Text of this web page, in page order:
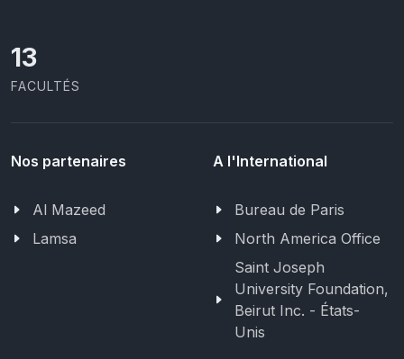
13
FACULTÉS
Nos partenaires
Al Mazeed
Lamsa
A l'International
Bureau de Paris
North America Office
Saint Joseph
University Foundation,
Beirut Inc. - États-
Unis